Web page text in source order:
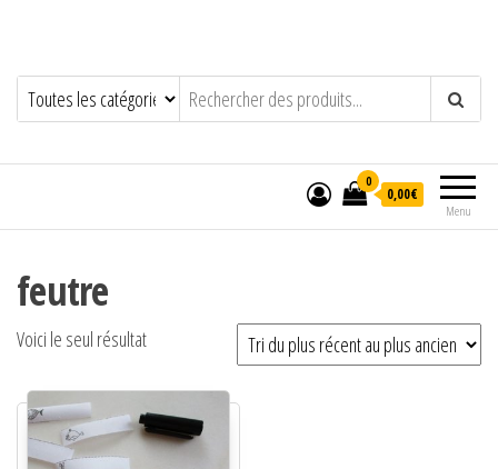
Menu
0
0,00€
feutre
Voici le seul résultat